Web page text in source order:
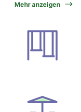
Mehr anzeigen